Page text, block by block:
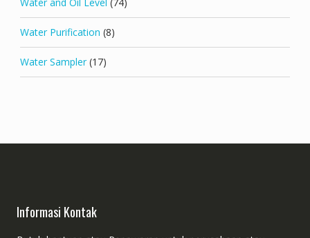
Water Purification (8)
Water Sampler (17)
Informasi Kontak